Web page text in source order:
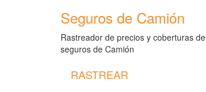
Seguros de Camión
Rastreador de precios y coberturas de
seguros de Camión
RASTREAR